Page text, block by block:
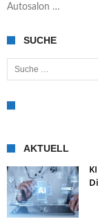
Autosalon …
SUCHE
Suche nach:
AKTUELL